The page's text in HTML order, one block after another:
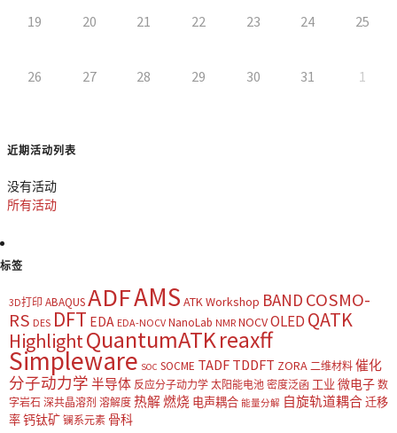
19 20 21 22 23 24 25
26 27 28 29 30 31 1
近期活动列表
没有活动
所有活动
标签
3D打印 ABAQUSADFAMS ATK Workshop BAND COSMO-
RS DES DFT EDA EDA-NOCV NanoLab NMR NOCVOLED QATK
HighlightQuantumATKreaxff
Simpleware SOC SOCME TADF TDDFT ZORA 二维材料 催化
分子动力学 半导体 反应分子动力学 太阳能电池 密度泛函 工业 微电子 数
字岩石 深共晶溶剂 溶解度 热解燃烧 电声耦合 能量分解 自旋轨道耦合迁移
率钙钛矿 镧系元素 骨科